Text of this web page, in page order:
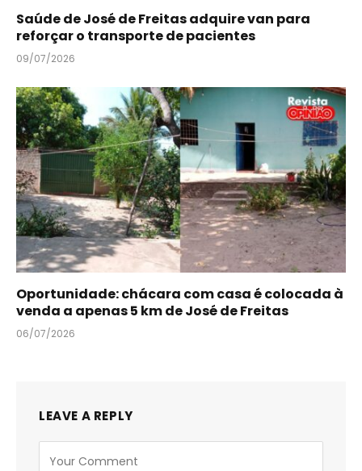
Saúde de José de Freitas adquire van para
reforçar o transporte de pacientes
09/07/2026
Oportunidade: chácara com casa é colocada à
venda a apenas 5 km de José de Freitas
06/07/2026
LEAVE A REPLY